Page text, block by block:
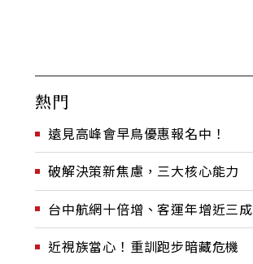
熱門
遠見高峰會早鳥優惠報名中！
破解決策新焦慮，三大核心能力
台中航網十倍增、客運年增近三成
近視族當心！重訓跑步暗藏危機